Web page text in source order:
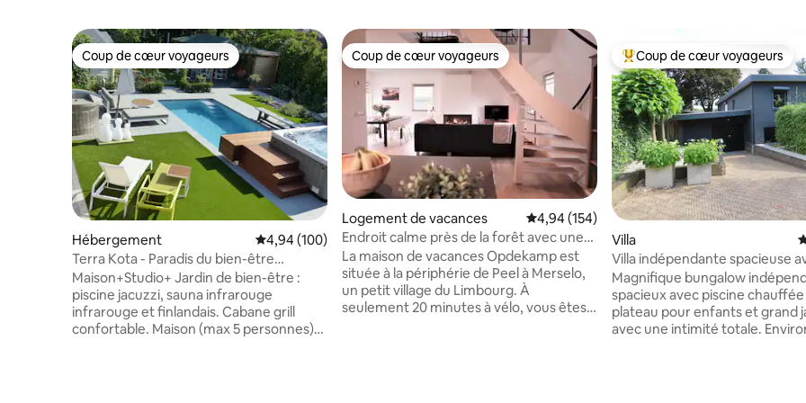
Coup de cœur voyageurs
Coup de cœur voyageurs
Hébergement Évaluation moyenne sur la base de 100 commentaires : 4,94 sur 5
4,94 (100)
Terra Kota - Paradis du bien-être
Limbourg
Maison+Studio+ Jardin de bien-être :
piscine jacuzzi, sauna infrarouge
infrarouge et finlandais. Cabane grill
confortable. Maison (max 5 personnes)
Coup de cœur voyageurs
Coup de cœur voyageurs
Logement de vacances Évaluation moyenne sur la base de 154
4,94 (154)
Endroit calme près de la forêt avec une
belle nature
La maison de vacances Opdekamp est
située à la périphérie de Peel à Merselo,
un petit village du Limbourg. À
seulement 20 minutes à vélo, vous êtes
Coups de cœur voyageurs les
Coup de cœur voyageurs
Villa
Villa indépendante spacieuse
piscine chauffée.
Magnifique bungalow
spacieux avec piscine
plateau pour enfants et grand
avec une intimité totale.